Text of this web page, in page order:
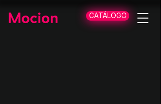
CATÁLOGO